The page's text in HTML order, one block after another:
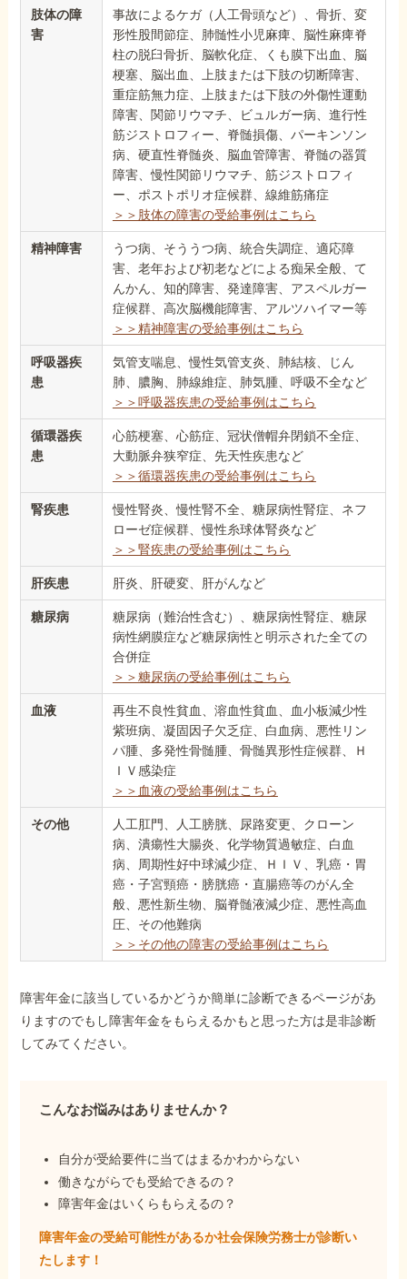
肢体の障
害
事故によるケガ（人工骨頭など）、骨折、変
形性股間節症、肺髄性小児麻痺、脳性麻痺脊
柱の脱臼骨折、脳軟化症、くも膜下出血、脳
梗塞、脳出血、上肢または下肢の切断障害、
重症筋無力症、上肢または下肢の外傷性運動
障害、関節リウマチ、ビュルガー病、進行性
筋ジストロフィー、脊髄損傷、パーキンソン
病、硬直性脊髄炎、脳血管障害、脊髄の器質
障害、慢性関節リウマチ、筋ジストロフィ
ー、ポストポリオ症候群、線維筋痛症
＞＞肢体の障害の受給事例はこちら
精神障害
うつ病、そううつ病、統合失調症、適応障
害、老年および初老などによる痴呆全般、て
んかん、知的障害、発達障害、アスペルガー
症候群、高次脳機能障害、アルツハイマー等
＞＞精神障害の受給事例はこちら
呼吸器疾
患
気管支喘息、慢性気管支炎、肺結核、じん
肺、膿胸、肺線維症、肺気腫、呼吸不全など
＞＞呼吸器疾患の受給事例はこちら
循環器疾
患
心筋梗塞、心筋症、冠状僧帽弁閉鎖不全症、
大動脈弁狭窄症、先天性疾患など
＞＞循環器疾患の受給事例はこちら
腎疾患
慢性腎炎、慢性腎不全、糖尿病性腎症、ネフ
ローゼ症候群、慢性糸球体腎炎など
＞＞腎疾患の受給事例はこちら
肝疾患 肝炎、肝硬変、肝がんなど
糖尿病
糖尿病（難治性含む）、糖尿病性腎症、糖尿
病性網膜症など糖尿病性と明示された全ての
合併症
＞＞糖尿病の受給事例はこちら
血液
再生不良性貧血、溶血性貧血、血小板減少性
紫班病、凝固因子欠乏症、白血病、悪性リン
パ腫、多発性骨髄腫、骨髄異形性症候群、Ｈ
ＩＶ感染症
＞＞血液の受給事例はこちら
その他
人工肛門、人工膀胱、尿路変更、クローン
病、潰瘍性大腸炎、化学物質過敏症、白血
病、周期性好中球減少症、ＨＩＶ、乳癌・胃
癌・子宮頸癌・膀胱癌・直腸癌等のがん全
般、悪性新生物、脳脊髄液減少症、悪性高血
圧、その他難病
＞＞その他の障害の受給事例はこちら
障害年金に該当しているかどうか簡単に診断できるページがあ
りますのでもし障害年金をもらえるかもと思った方は是非診断
してみてください。
こんなお悩みはありませんか？
自分が受給要件に当てはまるかわからない
働きながらでも受給できるの？
障害年金はいくらもらえるの？
障害年金の受給可能性があるか社会保険労務士が診断い
たします！